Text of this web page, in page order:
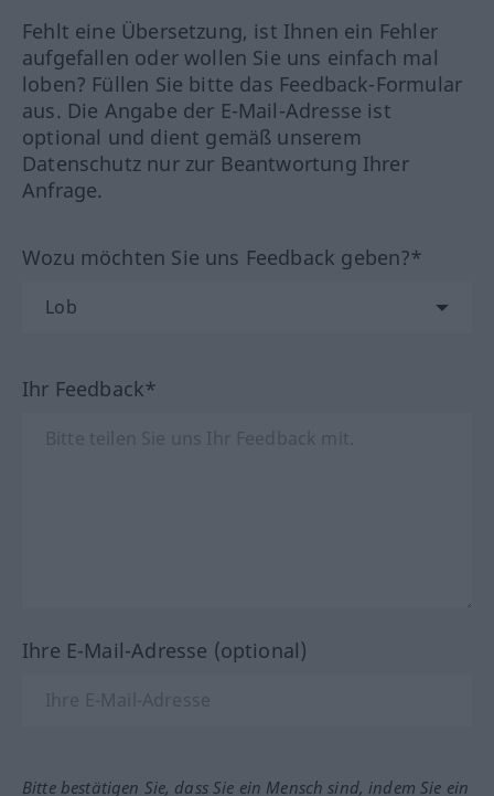
Fehlt eine Übersetzung, ist Ihnen ein Fehler
aufgefallen oder wollen Sie uns einfach mal
loben? Füllen Sie bitte das Feedback-Formular
aus. Die Angabe der E-Mail-Adresse ist
optional und dient gemäß unserem
Datenschutz nur zur Beantwortung Ihrer
Anfrage.
Wozu möchten Sie uns Feedback geben?*
Ihr Feedback*
Ihre E-Mail-Adresse (optional)
Bitte bestätigen Sie, dass Sie ein Mensch sind, indem Sie ein